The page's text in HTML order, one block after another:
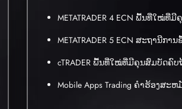
METATRADER 4 ECN ພື້ນທີ່ໃໝ່
METATRADER 5 ECN ສະຖານີກ
cTRADER ພື້ນທີ່ໃໝ່ທີ່ມີຄຸນສົມບັດຄົ
Mobile Apps Trading ຄໍາຮ້ອງສ